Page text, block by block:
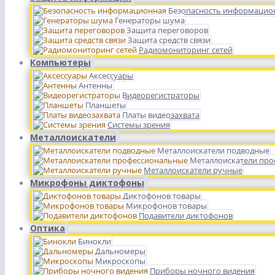
Безопасность
Генераторы шума
Защита переговоров
Защита средств связи
Радиомониторинг сетей
Компьютеры
Аксессуары
Антенны
Видеорегистраторы
Планшеты
Платы видеозахвата
Системы зрения
Металлоискатели
Металлоискатели подводные
Металлоискатели
Металлоискатели ручные
Микрофоны диктофоны
Диктофонов товары
Микрофонов товары
Подавители диктофонов
Оптика
Бинокли
Дальномеры
Микроскопы
Приборы ночного видения